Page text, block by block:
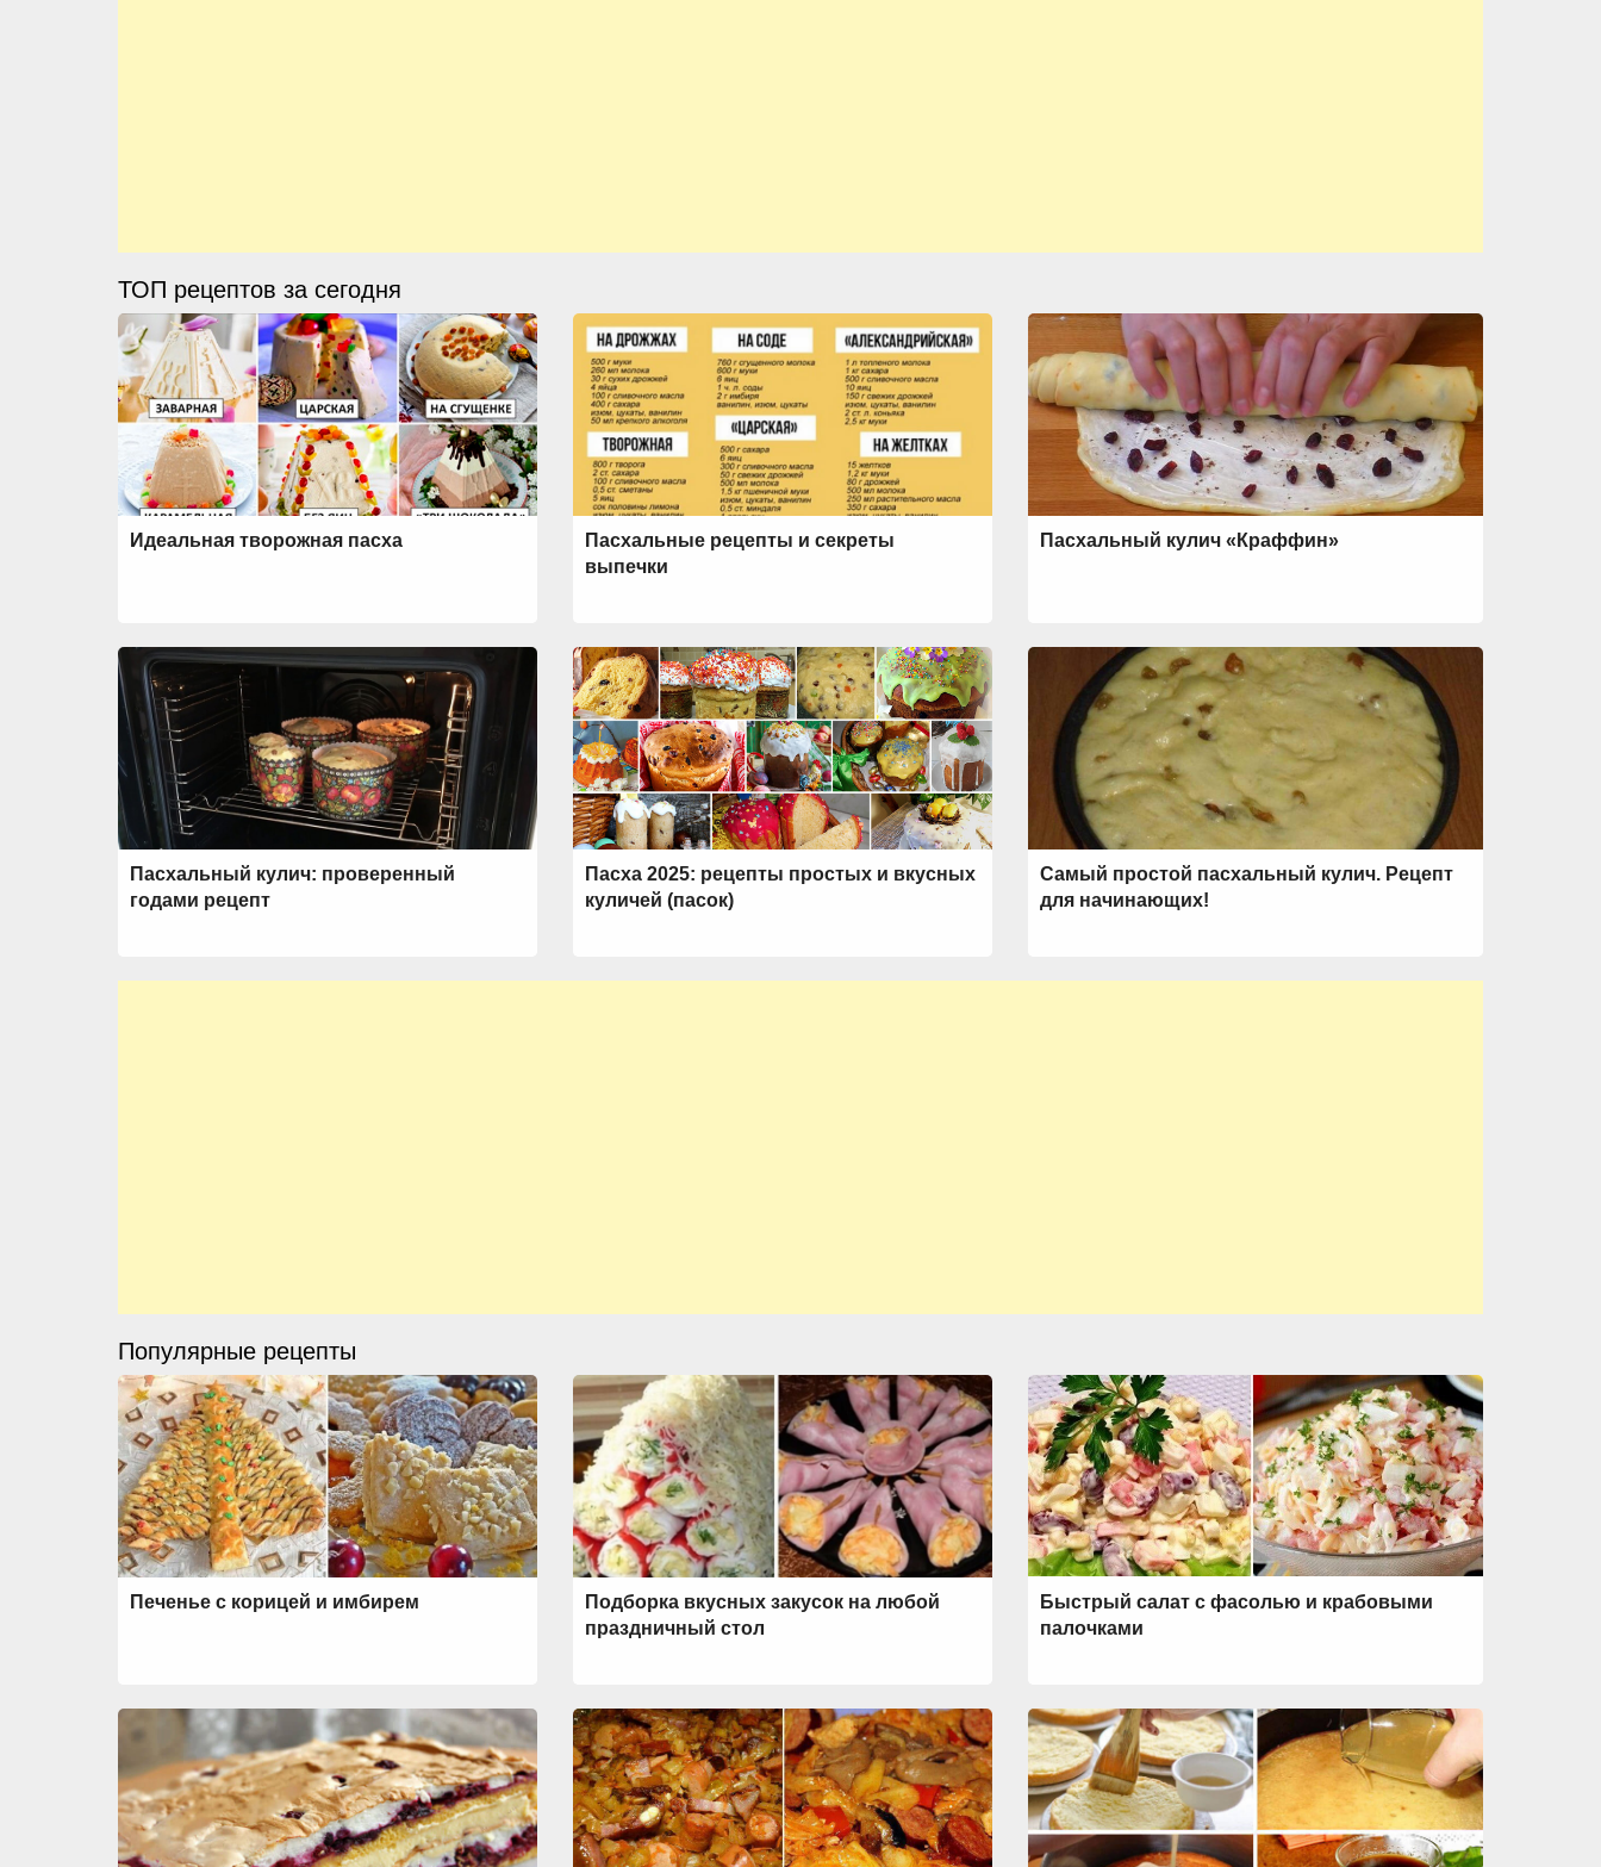
ТОП рецептов за сегодня
Идеальная творожная пасха
Пасхальные рецепты и секреты
выпечки
Пасхальный кулич «Краффин»
Пасхальный кулич: проверенный
годами рецепт
Пасха 2025: рецепты простых и вкусных
куличей (пасок)
Самый простой пасхальный кулич. Рецепт
для начинающих!
Популярные рецепты
Печенье с корицей и имбирем
Подборка вкусных закусок на любой
праздничный стол
Быстрый салат с фасолью и крабовыми
палочками